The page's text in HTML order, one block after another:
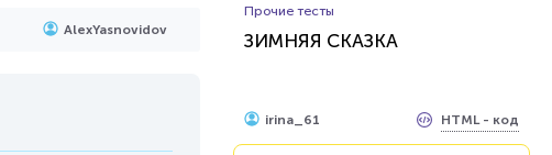
AlexYasnovidov
Прочие тесты
ЗИМНЯЯ СКАЗКА
irina_61 HTML - код